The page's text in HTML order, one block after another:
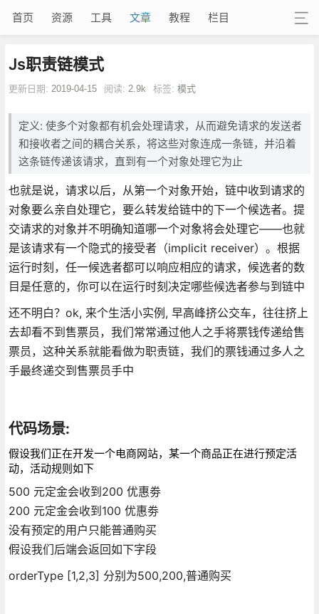
首页 资源 工具 文章 教程 栏目
Js职责链模式
更新日期: 2019-04-15 阅读: 2.9k 标签: 模式
定义: 使多个对象都有机会处理请求，从而避免请求的发送者
和接收者之间的耦合关系，将这些对象连成一条链，并沿着
这条链传递该请求，直到有一个对象处理它为止
也就是说，请求以后，从第一个对象开始，链中收到请求的
对象要么亲自处理它，要么转发给链中的下一个候选者。提
交请求的对象并不明确知道哪一个对象将会处理它——也就
是该请求有一个隐式的接受者（implicit receiver）。根据
运行时刻，任一候选者都可以响应相应的请求，候选者的数
目是任意的，你可以在运行时刻决定哪些候选者参与到链中
还不明白？ok, 来个生活小实例, 早高峰挤公交车，往往挤上
去却看不到售票员，我们常常通过他人之手将票钱传递给售
票员，这种关系就能看做为职责链，我们的票钱通过多人之
手最终递交到售票员手中
代码场景:
假设我们正在开发一个电商网站，某一个商品正在进行预定活
动，活动规则如下
500 元定金会收到200 优惠劵
200 元定金会收到100 优惠劵
没有预定的用户只能普通购买
假设我们后端会返回如下字段
orderType [1,2,3] 分别为500,200,普通购买